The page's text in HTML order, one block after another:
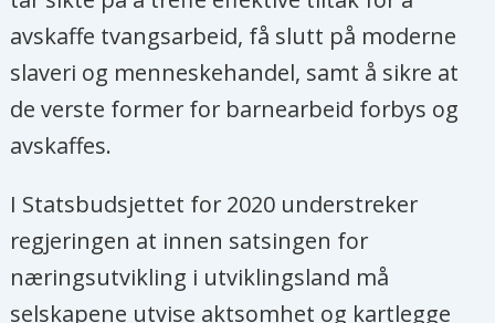
og Politikk
Erik S. Reinert, professor ved
Tallinn University of Technology
Hege Skarrud
Jan Arild Snoen, kommentator i
Minerva
Erik Solheim, tidligere FN-topp og
norsk miljø- og utviklingsminister,
avskaffe tvangsarbeid, få slutt på moderne
slaveri og menneskehandel, samt å sikre at
de verste former for barnearbeid forbys og
avskaffes.
I Statsbudsjettet for 2020 understreker
regjeringen at innen satsingen for
næringsutvikling i utviklingsland må
selskapene utvise aktsomhet og kartlegge